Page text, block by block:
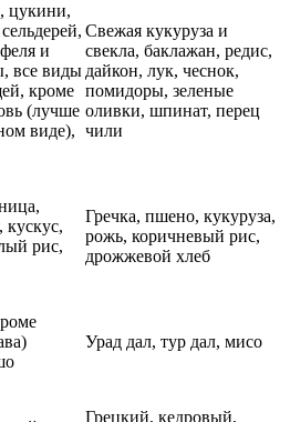
цукини,
и
все виды
кроме
(лучше
виде),
Свежая кукуруза и
свекла, баклажан, редис,
дайкон, лук, чеснок,
помидоры, зеленые
оливки, шпинат, перец
чили
кускус,
рис,
Гречка, пшено, кукуруза,
рожь, коричневый рис,
дрожжевой хлеб
Урад дал, тур дал, мисо
Грецкий, кедровый,